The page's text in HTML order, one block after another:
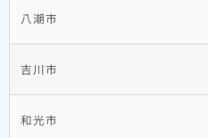
八潮市
吉川市
和光市